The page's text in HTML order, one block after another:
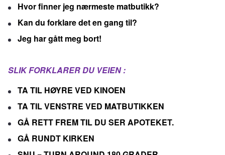
Hvor finner jeg nærmeste matbutikk?
Kan du forklare det en gang til?
Jeg har gått meg bort!
SLIK FORKLARER DU VEIEN :
TA TIL HØYRE VED KINOEN
TA TIL VENSTRE VED MATBUTIKKEN
GÅ RETT FREM TIL DU SER APOTEKET.
GÅ RUNDT KIRKEN